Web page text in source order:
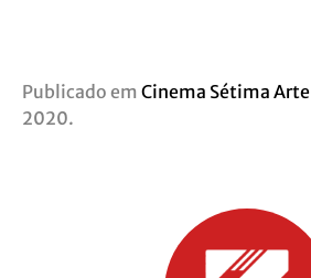
Publicado em Cinema Sétima Arte
2020.